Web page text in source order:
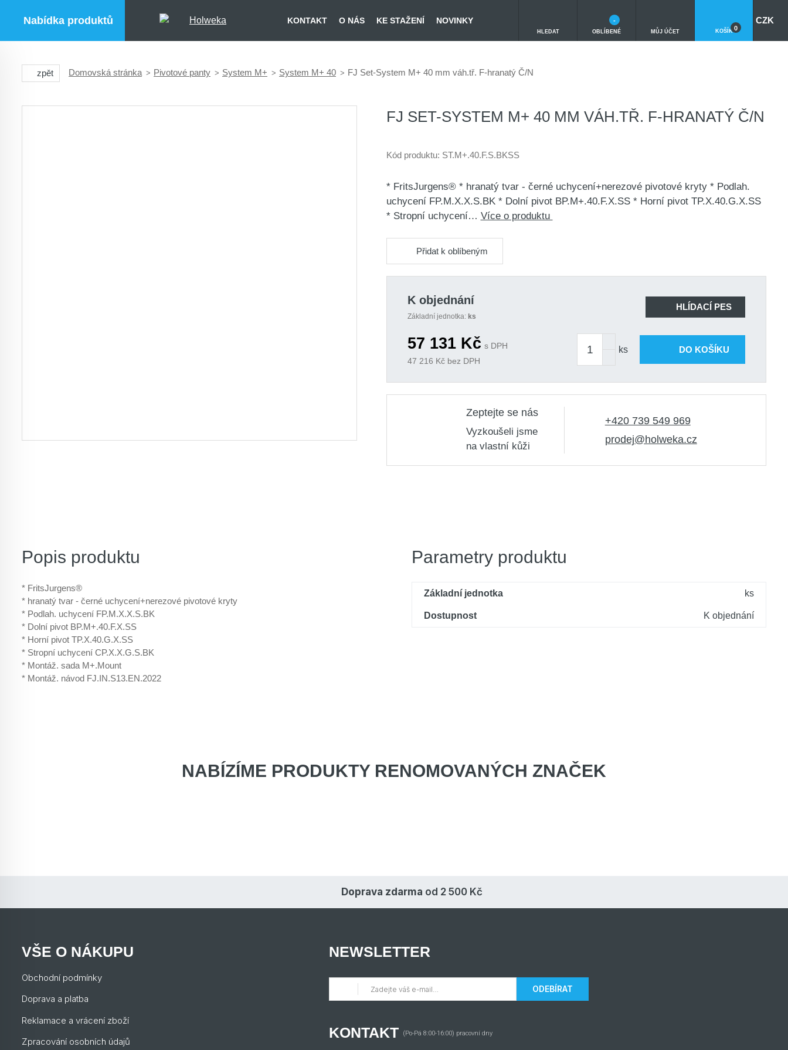
Nabídka produktů KONTAKT O NÁS KE STAŽENÍ NOVINKY
HLEDAT OBLÍBENÉ
-
MŮJ ÚČET KOŠÍK 0
CZK
zpět Domovská stránka Pivotové panty System M+ System M+ 40 FJ Set-System M+ 40 mm váh.tř. F-hranatý Č/N
FJ SET-SYSTEM M+ 40 MM VÁH.TŘ. F-HRANATÝ Č/N
Kód produktu: ST.M+.40.F.S.BKSS
* FritsJurgens® * hranatý tvar - černé uchycení+nerezové pivotové kryty * Podlah.
uchycení FP.M.X.X.S.BK * Dolní pivot BP.M+.40.F.X.SS * Horní pivot TP.X.40.G.X.SS
* Stropní uchycení… Více o produktu
Přidat k oblíbeným
K objednání
Základní jednotka: ks
HLÍDACÍ PES
57 131Kč s DPH
47 216 Kč bez DPH
ks DO KOŠÍKU
Zeptejte se nás
Vyzkoušeli jsme
na vlastní kůži
+420 739 549 969
prodej@holweka.cz
Popis produktu
* FritsJurgens®
* hranatý tvar - černé uchycení+nerezové pivotové kryty
* Podlah. uchycení FP.M.X.X.S.BK
* Dolní pivot BP.M+.40.F.X.SS
* Horní pivot TP.X.40.G.X.SS
* Stropní uchycení CP.X.X.G.S.BK
* Montáž. sada M+.Mount
* Montáž. návod FJ.IN.S13.EN.2022
Parametry produktu
Základní jednotka ks
Dostupnost K objednání
NABÍZÍME PRODUKTY RENOMOVANÝCH ZNAČEK
Doprava zdarma od 2 500 Kč
VŠE O NÁKUPU
Obchodní podmínky
Doprava a platba
Reklamace a vrácení zboží
Zpracování osobních údajů
NEWSLETTER
ODEBÍRAT
KONTAKT (Po-Pá 8:00-16:00) pracovní dny